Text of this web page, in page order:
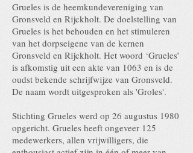
Grueles is de heemkundevereniging van
Gronsveld en Rijckholt. De doelstelling van
Grueles is het behouden en het stimuleren
van het dorpseigene van de kernen
Gronsveld en Rijckholt. Het woord ‘Grueles’
is afkomstig uit een akte van 1063 en is de
oudst bekende schrijfwijze van Gronsveld.
De naam wordt uitgesproken als 'Groles'.
Stichting Grueles werd op 26 augustus 1980
opgericht. Grueles heeft ongeveer 125
medewerkers, allen vrijwilligers, die